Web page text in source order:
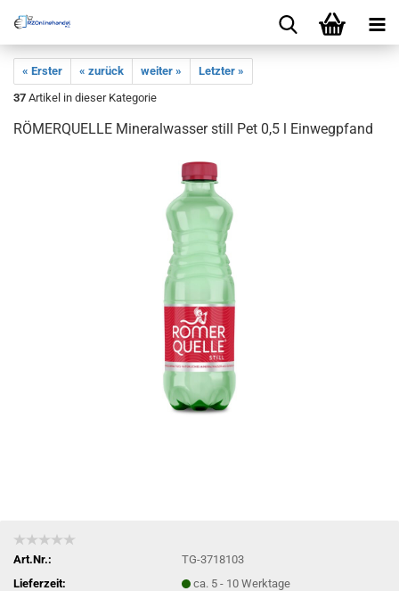
« Erster « zurück weiter »
Letzter »
37 Artikel in dieser Kategorie
RÖMERQUELLE Mineralwasser still Pet 0,5 l Einwegpfand
Art.Nr.:
TG-3718103
Lieferzeit:
ca. 5 - 10 Werktage